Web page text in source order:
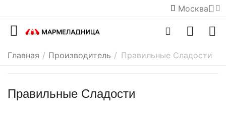
Москва
Главная / Производитель / Правильные Сладости
Правильные Сладости